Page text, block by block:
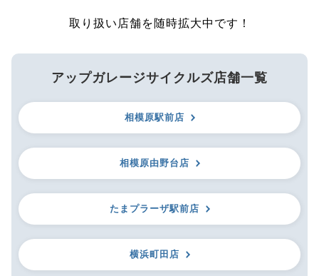
取り扱い店舗を随時拡大中です！
アップガレージサイクルズ店舗一覧
相模原駅前店
相模原由野台店
たまプラーザ駅前店
横浜町田店